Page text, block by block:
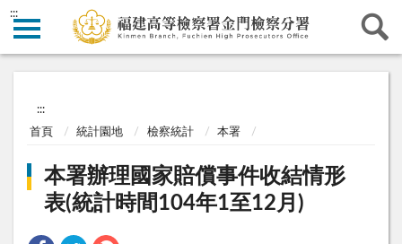
:::
:::
首頁 統計園地 檢察統計 本署
本署辦理國家賠償事件收結情形
表(統計時間104年1至12月)